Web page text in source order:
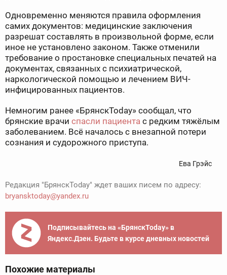
Одновременно меняются правила оформления
самих документов: медицинские заключения
разрешат составлять в произвольной форме, если
иное не установлено законом. Также отменили
требование о простановке специальных печатей на
документах, связанных с психиатрической,
наркологической помощью и лечением ВИЧ-
инфицированных пациентов.
Немногим ранее «БрянскToday» сообщал, что
брянские врачи спасли пациента с редким тяжёлым
заболеванием. Всё началось с внезапной потери
сознания и судорожного приступа.
Ева Грэйс
Редакция "БрянскToday" ждет ваших писем по адресу:
bryansktoday@yandex.ru
Подписывайтесь на «БрянскToday» в
Яндекс.Дзен. Будьте в курсе дневных новостей
Похожие материалы